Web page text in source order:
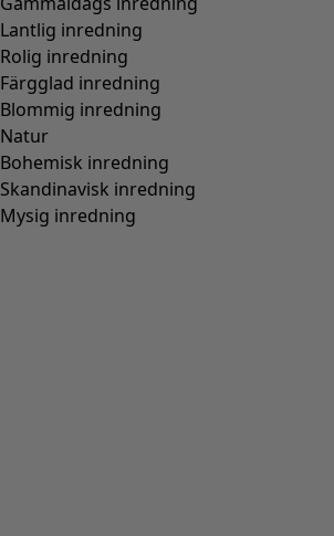
Lantlig inredning
Rolig inredning
Färgglad inredning
Blommig inredning
Natur
Bohemisk inredning
Skandinavisk inredning
Mysig inredning